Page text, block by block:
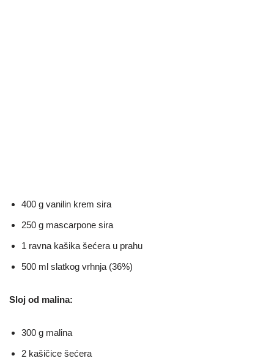
400 g vanilin krem sira
250 g mascarpone sira
1 ravna kašika šećera u prahu
500 ml slatkog vrhnja (36%)
Sloj od malina:
300 g malina
2 kašičice šećera